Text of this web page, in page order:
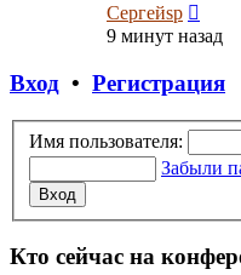
Сергейsp
к
9 минут назад
Вход • Регистрация
Имя пользователя:
Забыли
Кто сейчас на